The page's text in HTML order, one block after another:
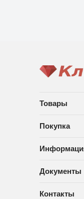
Товары
Покупка
Документы
Контакты